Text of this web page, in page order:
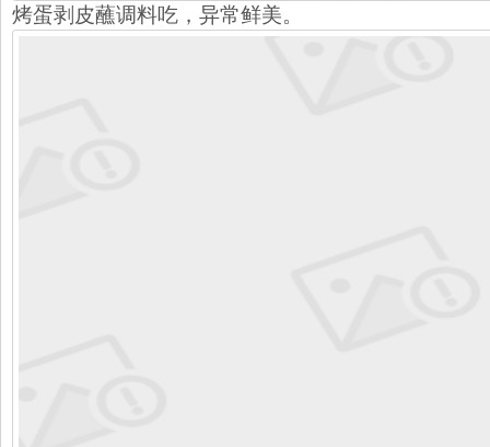
烤蛋剥皮蘸调料吃，异常鲜美。